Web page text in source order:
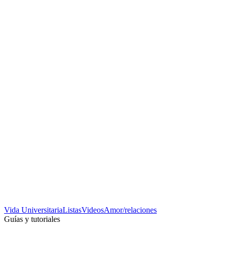
Vida UniversitariaListasVideosAmor/relaciones
Guías y tutoriales